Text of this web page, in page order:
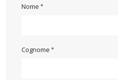
Nome
Cognome